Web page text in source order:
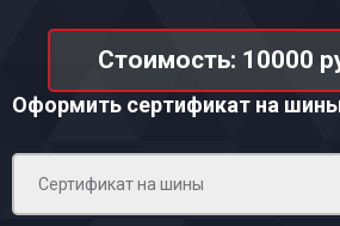
Стоимость: 10000
Оформить сертификат на